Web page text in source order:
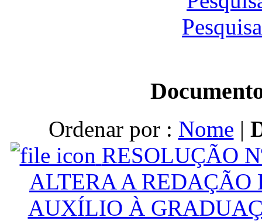
Ordenar por : Nome |
RESOLUÇÃO
ALTERA A REDAÇÃO
AUXÍLIO À